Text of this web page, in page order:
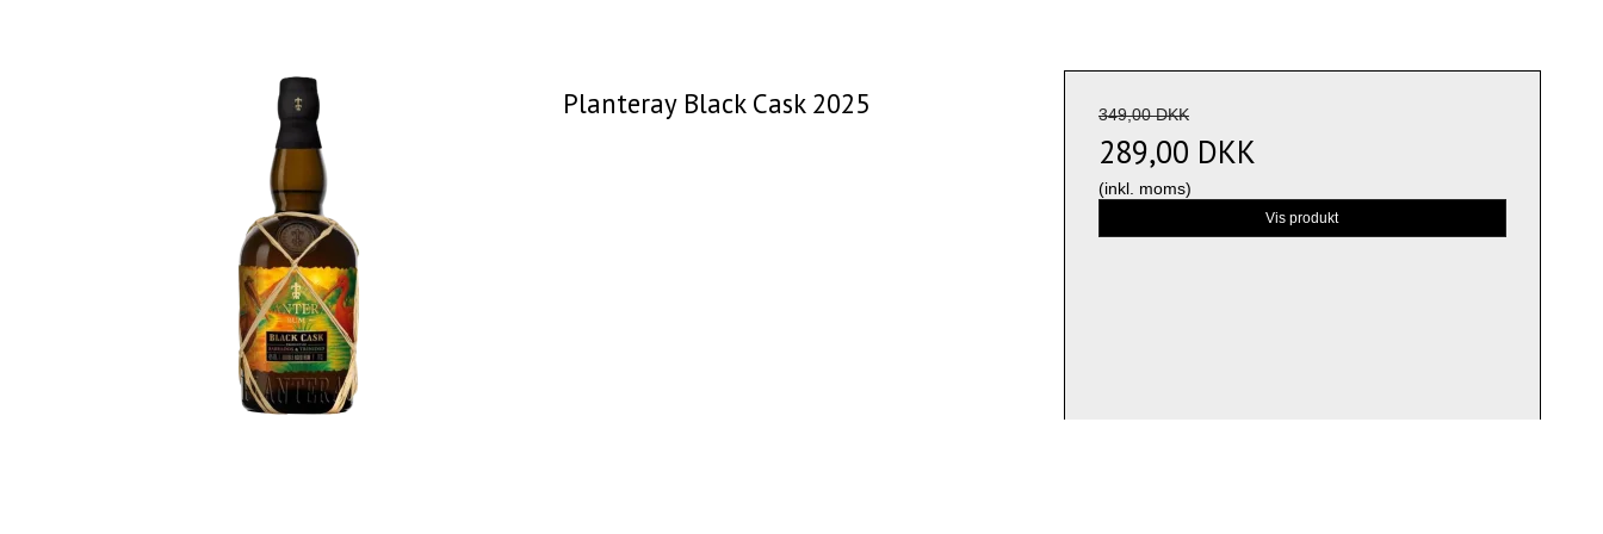
Planteray Black Cask 2025 349,00 DKK
289,00 DKK
(inkl. moms)
Vis produkt